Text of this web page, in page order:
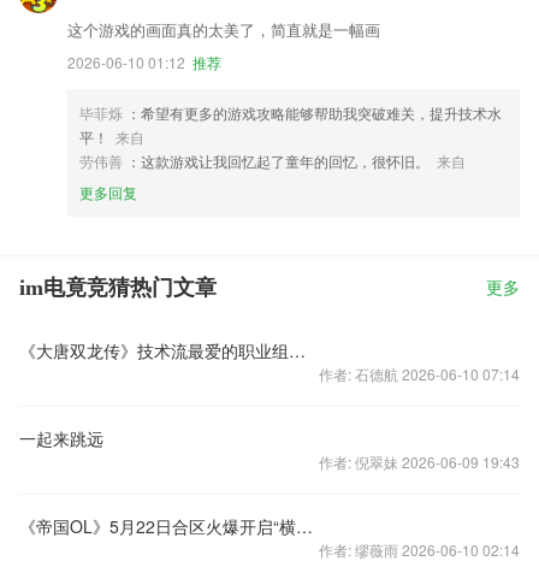
这个游戏的画面真的太美了，简直就是一幅画
2026-06-10 01:12 推荐
毕菲烁 ：希望有更多的游戏攻略能够帮助我突破难关，提升技术水
平！
来自
劳伟善 ：这款游戏让我回忆起了童年的回忆，很怀旧。
来自
更多回复
im电竟竞猜热门文章 更多
《大唐双龙传》技术流最爱的职业组合视频
作者: 石德航 2026-06-10 07:14
一起来跳远
作者: 倪翠妹 2026-06-09 19:43
《帝国OL》5月22日合区火爆开启“横扫天下”
作者: 缪薇雨 2026-06-10 02:14